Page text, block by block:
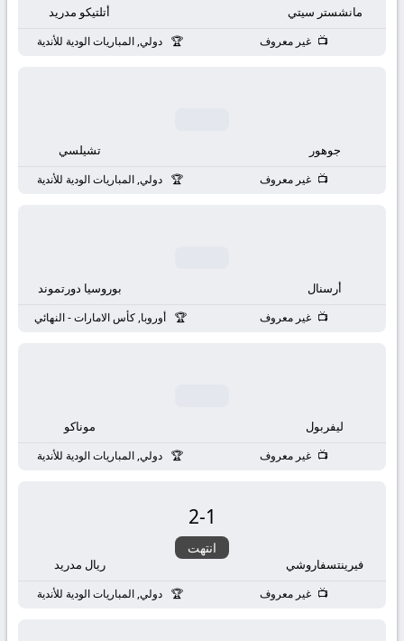
مباشر
مانشستر سيتي أتلتيكو مدريد
غير معروف دولي, المباريات الودية للأندية
جوهور تشيلسي
غير معروف دولي, المباريات الودية للأندية
أرسنال بوروسيا دورتموند
غير معروف أوروبا, كأس الامارات - النهائي
ليفربول موناكو
غير معروف دولي, المباريات الودية للأندية
فيرينتسفاروشي
1
-
2
انتهت
ريال مدريد
غير معروف دولي, المباريات الودية للأندية